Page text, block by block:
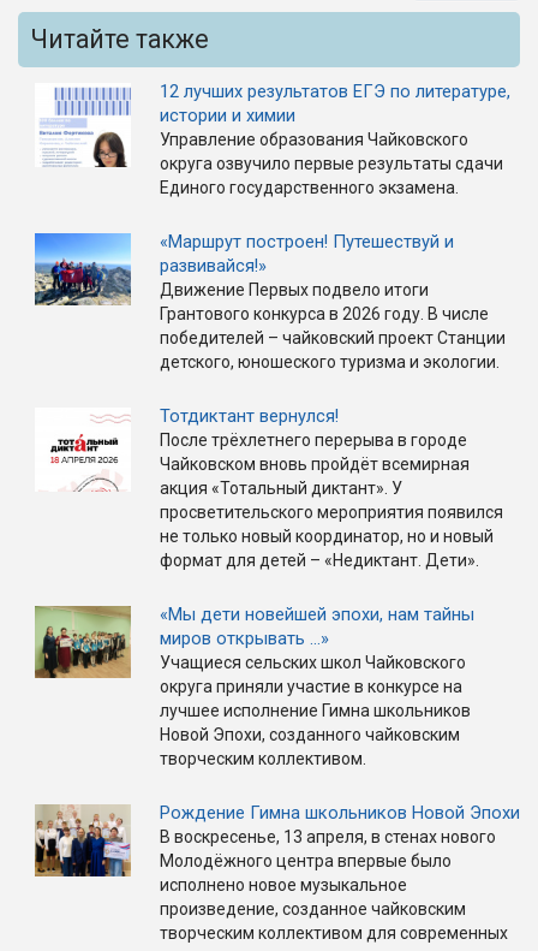
Читайте также
12 лучших результатов ЕГЭ по литературе,
истории и химии
Управление образования Чайковского
округа озвучило первые результаты сдачи
Единого государственного экзамена.
«Маршрут построен! Путешествуй и
развивайся!»
Движение Первых подвело итоги
Грантового конкурса в 2026 году. В числе
победителей – чайковский проект Станции
детского, юношеского туризма и экологии.
Тотдиктант вернулся!
После трёхлетнего перерыва в городе
Чайковском вновь пройдёт всемирная
акция «Тотальный диктант». У
просветительского мероприятия появился
не только новый координатор, но и новый
формат для детей – «Недиктант. Дети».
«Мы дети новейшей эпохи, нам тайны
миров открывать …»
Учащиеся сельских школ Чайковского
округа приняли участие в конкурсе на
лучшее исполнение Гимна школьников
Новой Эпохи, созданного чайковским
творческим коллективом.
Рождение Гимна школьников Новой Эпохи
В воскресенье, 13 апреля, в стенах нового
Молодёжного центра впервые было
исполнено новое музыкальное
произведение, созданное чайковским
творческим коллективом для современных